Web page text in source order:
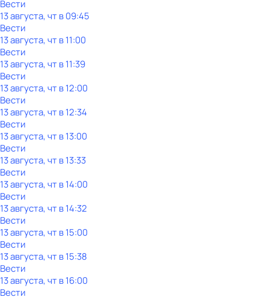
Вести
13 августа, чт в 09:45
Вести
13 августа, чт в 11:00
Вести
13 августа, чт в 11:39
Вести
13 августа, чт в 12:00
Вести
13 августа, чт в 12:34
Вести
13 августа, чт в 13:00
Вести
13 августа, чт в 13:33
Вести
13 августа, чт в 14:00
Вести
13 августа, чт в 14:32
Вести
13 августа, чт в 15:00
Вести
13 августа, чт в 15:38
Вести
13 августа, чт в 16:00
Вести